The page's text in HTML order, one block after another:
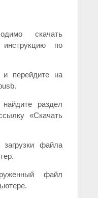
скачать
по
и перейдите на
раздел
«Скачать
файла
файл